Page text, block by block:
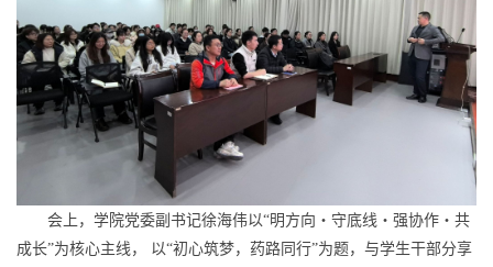
会上，学院党委副书记徐海伟以“明方向 ・守底线・强协作・共
成长”为核心主线， 以“初心筑梦，药路同行”为题，与学生干部分享